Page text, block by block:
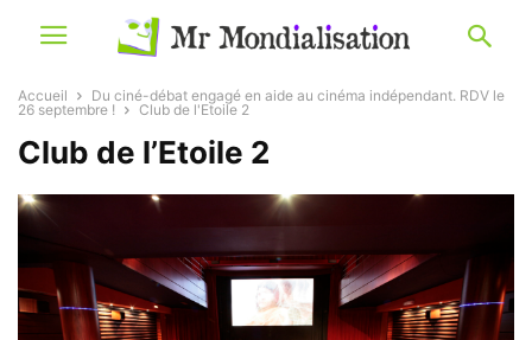
Accueil
Du ciné-débat engagé en aide au cinéma indépendant. RDV le
26 septembre !
Club de l'Etoile 2
Club de l’Etoile 2